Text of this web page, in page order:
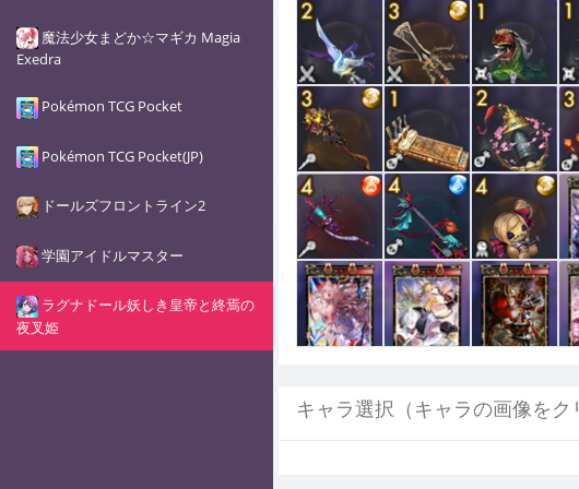
魔法少女まどか☆マギカ Magia
Exedra
Pokémon TCG Pocket
Pokémon TCG Pocket(JP)
ドールズフロントライン2
学園アイドルマスター
ラグナドール妖しき皇帝と終焉の
夜叉姫
キャラ選択（キャラの画像をク